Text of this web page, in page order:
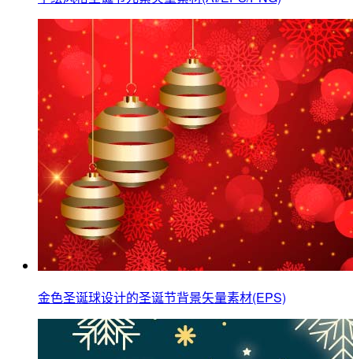
金色圣诞球设计的圣诞节背景矢量素材(EPS)